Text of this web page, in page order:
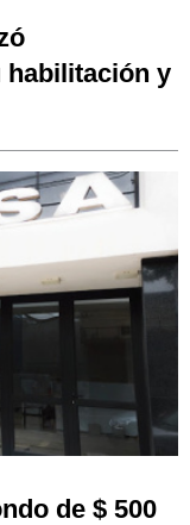
habilitación y
de $ 500